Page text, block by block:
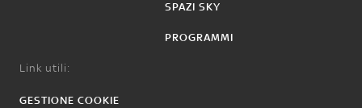
SPAZI SKY
PROGRAMMI
Link utili:
GESTIONE COOKIE